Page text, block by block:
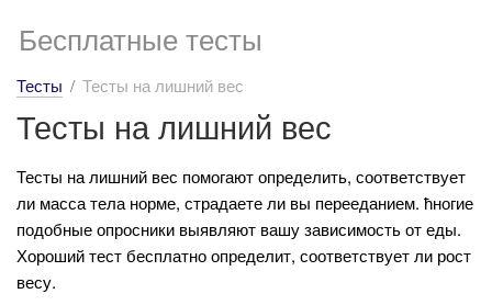
Бесплатные тесты
Тесты Тесты на лишний вес
Тесты на лишний вес
Тесты на лишний вес помогают определить, соответствует
ли масса тела норме, страдаете ли вы перееданием. ћногие
подобные опросники выявляют вашу зависимость от еды.
Хороший тест бесплатно определит, соответствует ли рост
весу.